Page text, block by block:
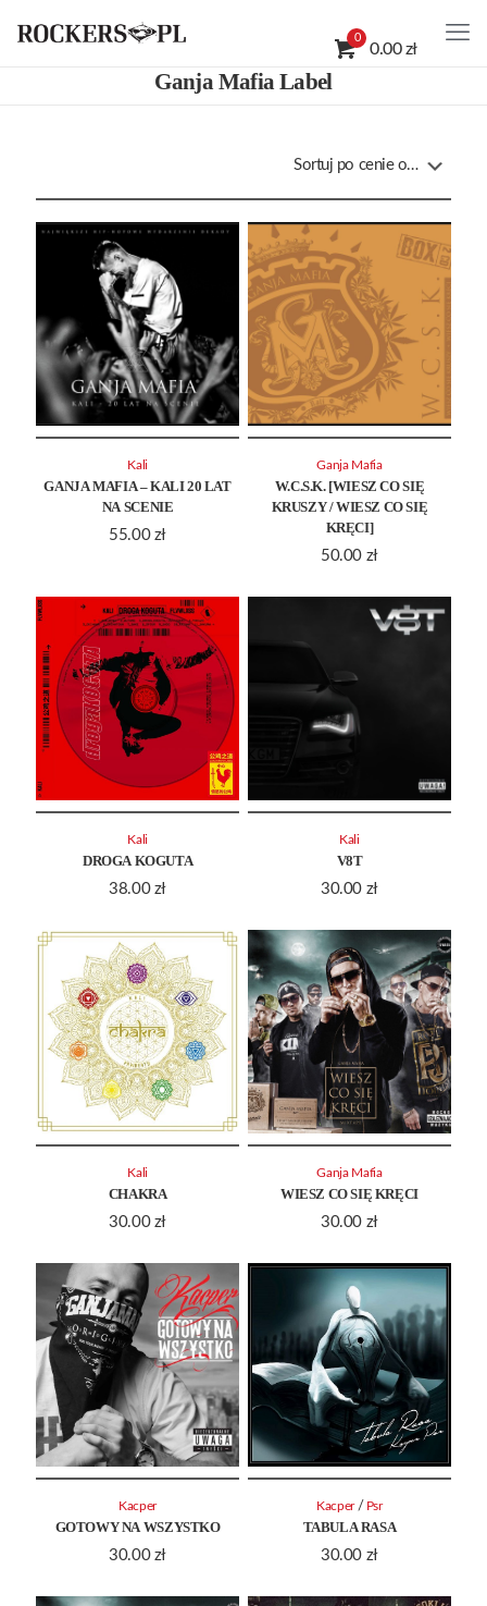
0
0.00 zł
Ganja Mafia Label
GANJA MAFIA – KALI 20 LAT
NA SCENIE
55.00 zł
Kali
W.C.S.K. [WIESZ CO SIĘ
KRUSZY / WIESZ CO SIĘ
KRĘCI]
50.00 zł
Ganja Mafia
DROGA KOGUTA
38.00 zł
Kali
V8T
30.00 zł
Kali
CHAKRA
30.00 zł
Kali
WIESZ CO SIĘ KRĘCI
30.00 zł
Ganja Mafia
GOTOWY NA WSZYSTKO
30.00 zł
Kacper
TABULA RASA
30.00 zł
Kacper / Psr